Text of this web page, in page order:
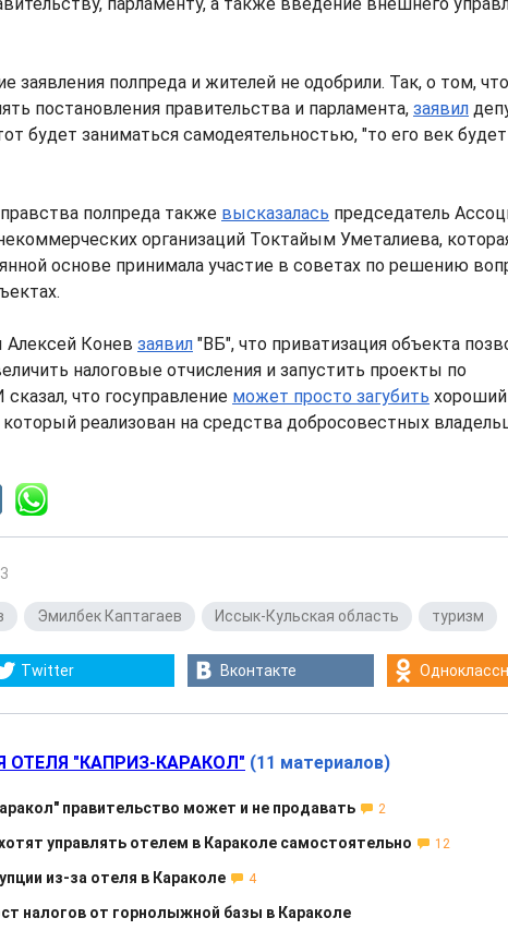
заявления полпреда и жителей не одобрили. Так, о том, что
постановления правительства и парламента, заявил
будет заниматься самодеятельностью, "то его век будет
полпреда также высказалась председатель
организаций Токтайым Уметалиева,
основе принимала участие в советах по решению
Алексей Конев заявил "ВБ", что приватизация объекта
налоговые отчисления и запустить проекты по
что госуправление может просто загубить хороший
реализован на средства добросовестных
Эмилбек Каптагаев Иссык-Кульская область туризм
Twitter Вконтакте
ОТЕЛЯ "КАПРИЗ-КАРАКОЛ" (11 материалов)
правительство может и не продавать 2
управлять отелем в Караколе самостоятельно 12
из-за отеля в Караколе 4
налогов от горнолыжной базы в Караколе